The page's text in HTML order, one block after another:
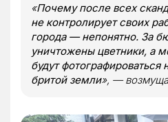
«Почему после всех
не контролирует своих
города — непонятно. За
уничтожены цветники, а
будут фотографироваться
бритой земли», —